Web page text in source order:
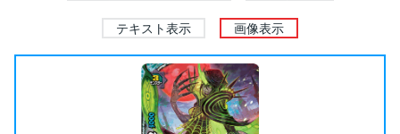
テキスト表示 画像表示